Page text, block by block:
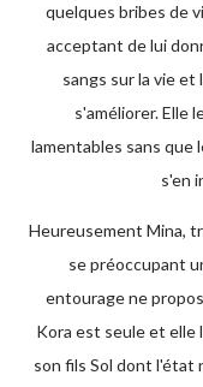
quelques bribes de
acceptant de lui
sangs sur la vie et
s'améliorer. Elle
lamentables sans que
s'en
Heureusement Mina,
se préoccupant
entourage ne
Kora est seule et elle
son fils Sol dont l'état